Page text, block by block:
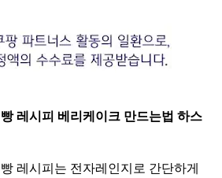
레시피 베리케이크 만드는법 하스
레시피는 전자레인지로 간단하게